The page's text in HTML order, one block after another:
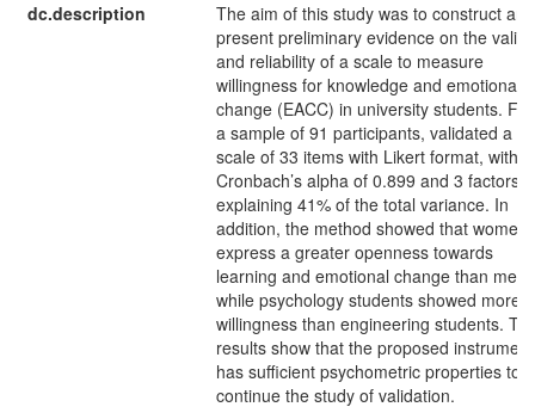
dc.description
The aim of this study was to construct and
present preliminary evidence on the
and reliability of a scale to measure
willingness for knowledge and emotional
change (EACC) in university students.
a sample of 91 participants, validated a
scale of 33 items with Likert format, with
Cronbach’s alpha of 0.899 and 3 factors
explaining 41% of the total variance. In
addition, the method showed that women
express a greater openness towards
learning and emotional change than men
while psychology students showed more
willingness than engineering students.
results show that the proposed instrument
has sufficient psychometric properties to
continue the study of validation.